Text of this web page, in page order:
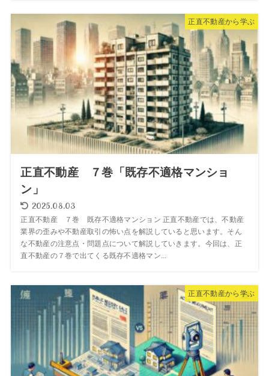
正直不動産から学ぶ
正直不動産 ７巻「既存不適格マンショ
ン」
2025.08.03
正直不動産 ７巻 既存不適格マンション 正直不動産では、不動産
業界の歪みや不動産取引の怖い点を解説していると思います。そん
な不動産の注意点・問題点について解説していきます。今回は、正
直不動産の７巻で出てくる既存不適格マン...
正直不動産から学ぶ